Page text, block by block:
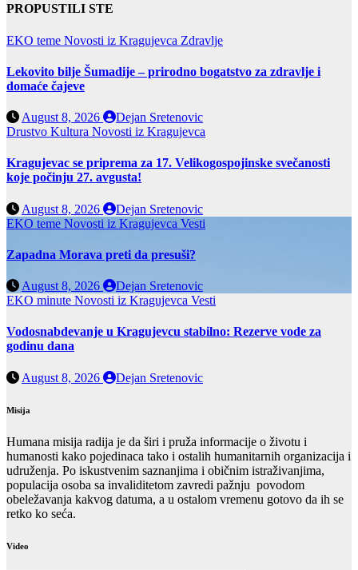
PROPUSTILI STE
EKO teme Novosti iz Kragujevca Zdravlje
Lekovito bilje Šumadije – prirodno bogatstvo za zdravlje i
domaće čajeve
August 8, 2026
Dejan Sretenovic
Drustvo Kultura Novosti iz Kragujevca
Kragujevac se priprema za 17. Velikogospojinske svečanosti
koje počinju 27. avgusta!
August 8, 2026
Dejan Sretenovic
EKO teme Novosti iz Kragujevca Vesti
Zapadna Morava preti da presuši?
August 8, 2026
Dejan Sretenovic
EKO minute Novosti iz Kragujevca Vesti
Vodosnabdevanje u Kragujevcu stabilno: Rezerve vode za
godinu dana
August 8, 2026 Dejan Sretenovic
Misija
Humana misija radija je da širi i pruža informacije o životu i
humanosti kako pojedinaca tako i ostalih humanitarnih organizacija i
udruženja. Po iskustvenim saznanjima i običnim istraživanjima,
populacija osoba sa invaliditetom zavredi pažnju povodom
obeležavanja kakvog datuma, a u ostalom vremenu gotovo da ih se
retko ko seća.
Video